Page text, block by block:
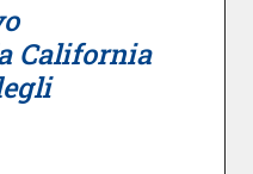
California